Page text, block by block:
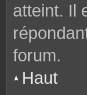
atteint. Il
forum.
Haut